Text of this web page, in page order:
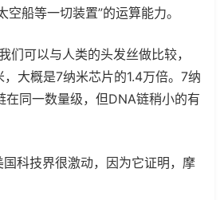
空船等一切装置”的运算能力。
们可以与人类的头发丝做比较，
大概是7纳米芯片的1.4万倍。7纳
在同一数量级，但DNA链稍小的有
科技界很激动，因为它证明，摩